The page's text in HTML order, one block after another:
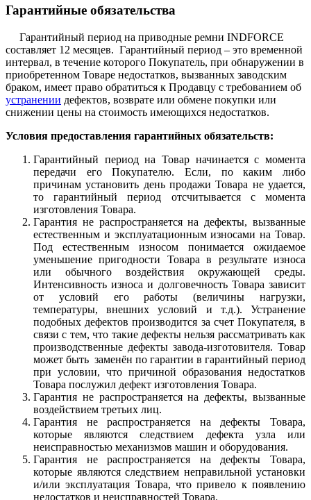
Гарантийные обязательства
Гарантийный период на приводные ремни INDFORCE
составляет 12 месяцев. Гарантийный период – это временной
интервал, в течение которого Покупатель, при обнаружении в
приобретенном Товаре недостатков, вызванных заводским
браком, имеет право обратиться к Продавцу с требованием об
устранении дефектов, возврате или обмене покупки или
снижении цены на стоимость имеющихся недостатков.
Условия предоставления гарантийных обязательств:
Гарантийный период на Товар начинается с момента
передачи его Покупателю. Если, по каким либо
причинам установить день продажи Товара не удается,
то гарантийный период отсчитывается с момента
изготовления Товара.
Гарантия не распространяется на дефекты, вызванные
естественным и эксплуатационным износами на Товар.
Под естественным износом понимается ожидаемое
уменьшение пригодности Товара в результате износа
или обычного воздействия окружающей среды.
Интенсивность износа и долговечность Товара зависит
от условий его работы (величины нагрузки,
температуры, внешних условий и т.д.). Устранение
подобных дефектов производится за счет Покупателя, в
связи с тем, что такие дефекты нельзя рассматривать как
производственные дефекты завода-изготовителя. Товар
может быть заменён по гарантии в гарантийный период
при условии, что причиной образования недостатков
Товара послужил дефект изготовления Товара.
Гарантия не распространяется на дефекты, вызванные
воздействием третьих лиц.
Гарантия не распространяется на дефекты Товара,
которые являются следствием дефекта узла или
неисправностью механизмов машин и оборудования.
Гарантия не распространяется на дефекты Товара,
которые являются следствием неправильной установки
и/или эксплуатация Товара, что привело к появлению
недостатков и неисправностей Товара.